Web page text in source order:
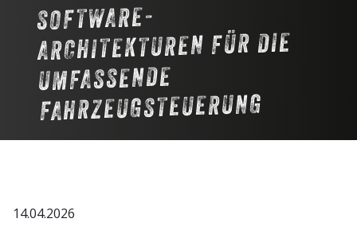
SOFTWARE-
ARCHITEKTUREN FÜR DIE
UMFASSENDE
FAHRZEUGSTEUERUNG
14.04.2026